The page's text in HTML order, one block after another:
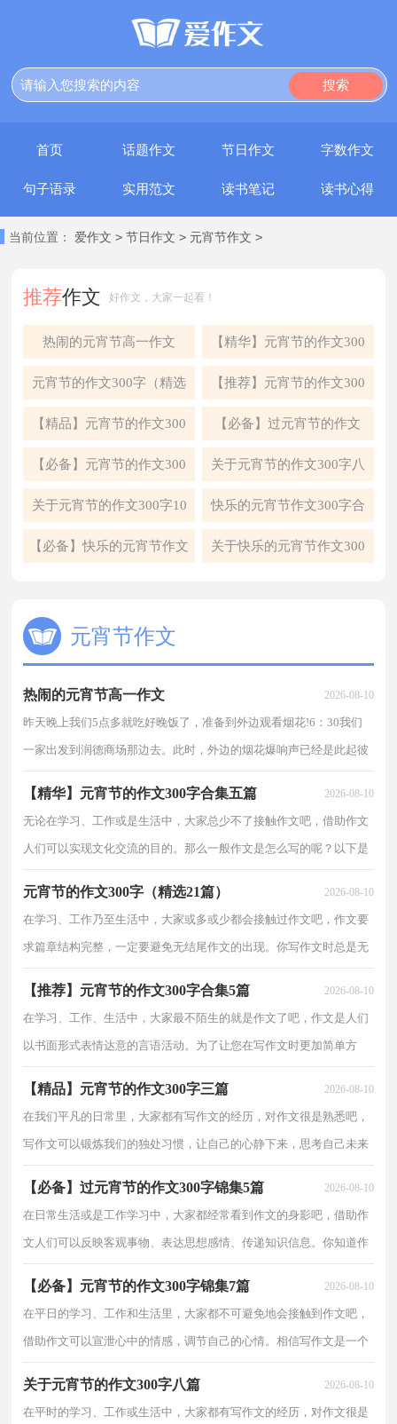
搜索
首页 话题作文 节日作文 字数作文
句子语录 实用范文 读书笔记 读书心得
当前位置： 爱作文 > 节日作文 > 元宵节作文 >
推荐作文 好作文，大家一起看！
热闹的元宵节高一作文 【精华】元宵节的作文300
字合集五篇
元宵节的作文300字（精选
21篇）
【推荐】元宵节的作文300
字合集5篇
【精品】元宵节的作文300
字三篇
【必备】过元宵节的作文
300字锦集5篇
【必备】元宵节的作文300
字锦集7篇
关于元宵节的作文300字八
篇
关于元宵节的作文300字10
篇
快乐的元宵节作文300字合
集9篇
【必备】快乐的元宵节作文 关于快乐的元宵节作文300
元宵节作文
热闹的元宵节高一作文 2026-08-10
昨天晚上我们5点多就吃好晚饭了，准备到外边观看烟花!6：30我们
一家出发到润德商场那边去。此时，外边的烟花爆响声已经是此起彼
时，能看到北面最
【精华】元宵节的作文300字合集五篇 2026-08-10
无论在学习、工作或是生活中，大家总少不了接触作文吧，借助作文
人们可以实现文化交流的目的。那么一般作文是怎么写的呢？以下是
到大家。元宵节的
元宵节的作文300字（精选21篇） 2026-08-10
在学习、工作乃至生活中，大家或多或少都会接触过作文吧，作文要
求篇章结构完整，一定要避免无结尾作文的出现。你写作文时总是无
篇），欢迎大家分享。
【推荐】元宵节的作文300字合集5篇 2026-08-10
在学习、工作、生活中，大家最不陌生的就是作文了吧，作文是人们
以书面形式表情达意的言语活动。为了让您在写作文时更加简单方
迎大家阅读。元宵节
【精品】元宵节的作文300字三篇 2026-08-10
在我们平凡的日常里，大家都有写作文的经历，对作文很是熟悉吧，
写作文可以锻炼我们的独处习惯，让自己的心静下来，思考自己未来
【必备】过元宵节的作文300字锦集5篇 2026-08-10
在日常生活或是工作学习中，大家都经常看到作文的身影吧，借助作
文人们可以反映客观事物、表达思想感情、传递知识信息。你知道作
【必备】元宵节的作文300字锦集7篇 2026-08-10
在平日的学习、工作和生活里，大家都不可避免地会接触到作文吧，
借助作文可以宣泄心中的情感，调节自己的心情。相信写作文是一个
篇，希望能够帮助
关于元宵节的作文300字八篇 2026-08-10
在平时的学习、工作或生活中，大家都有写作文的经历，对作文很是